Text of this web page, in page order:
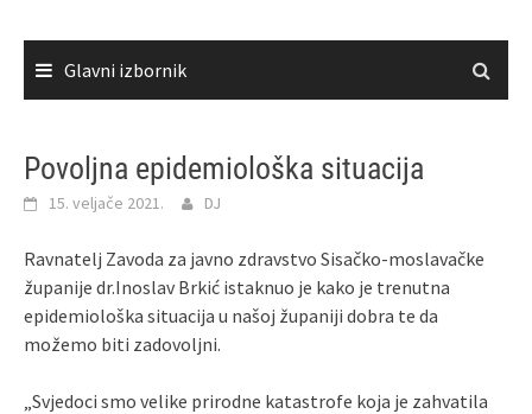
Glavni izbornik
Povoljna epidemiološka situacija
15. veljače 2021. DJ
Ravnatelj Zavoda za javno zdravstvo Sisačko-moslavačke
županije dr.Inoslav Brkić istaknuo je kako je trenutna
epidemiološka situacija u našoj županiji dobra te da
možemo biti zadovoljni.
„Svjedoci smo velike prirodne katastrofe koja je zahvatila